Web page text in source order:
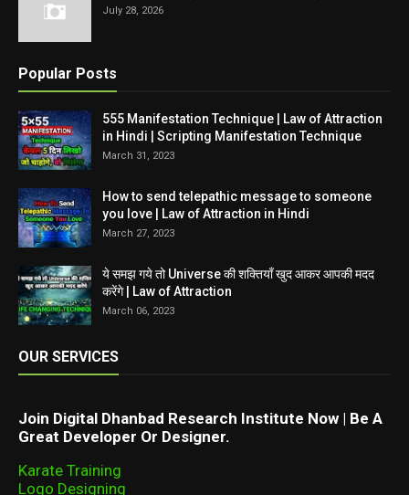
July 28, 2026
Popular Posts
555 Manifestation Technique | Law of Attraction
in Hindi | Scripting Manifestation Technique
March 31, 2023
How to send telepathic message to someone
you love | Law of Attraction in Hindi
March 27, 2023
ये समझ गये तो Universe की शक्तियाँ खुद आकर आपकी मदद
करेंगे | Law of Attraction
March 06, 2023
OUR SERVICES
Join Digital Dhanbad Research Institute Now | Be A
Great Developer Or Designer.
Karate Training
Logo Designing